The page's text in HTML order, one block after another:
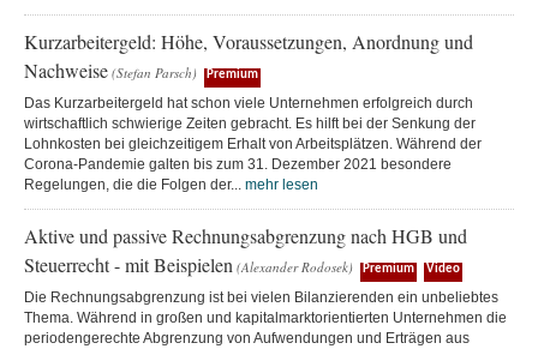
Kurzarbeitergeld: Höhe, Voraussetzungen, Anordnung und
Nachweise (Stefan Parsch) Premium
Das Kurzarbeitergeld hat schon viele Unternehmen erfolgreich durch
wirtschaftlich schwierige Zeiten gebracht. Es hilft bei der Senkung der
Lohnkosten bei gleichzeitigem Erhalt von Arbeitsplätzen. Während der
Corona-Pandemie galten bis zum 31. Dezember 2021 besondere
Regelungen, die die Folgen der... mehr lesen
Aktive und passive Rechnungsabgrenzung nach HGB und
Steuerrecht - mit Beispielen (Alexander Rodosek) Premium Video
Die Rechnungsabgrenzung ist bei vielen Bilanzierenden ein unbeliebtes
Thema. Während in großen und kapitalmarktorientierten Unternehmen die
periodengerechte Abgrenzung von Aufwendungen und Erträgen aus